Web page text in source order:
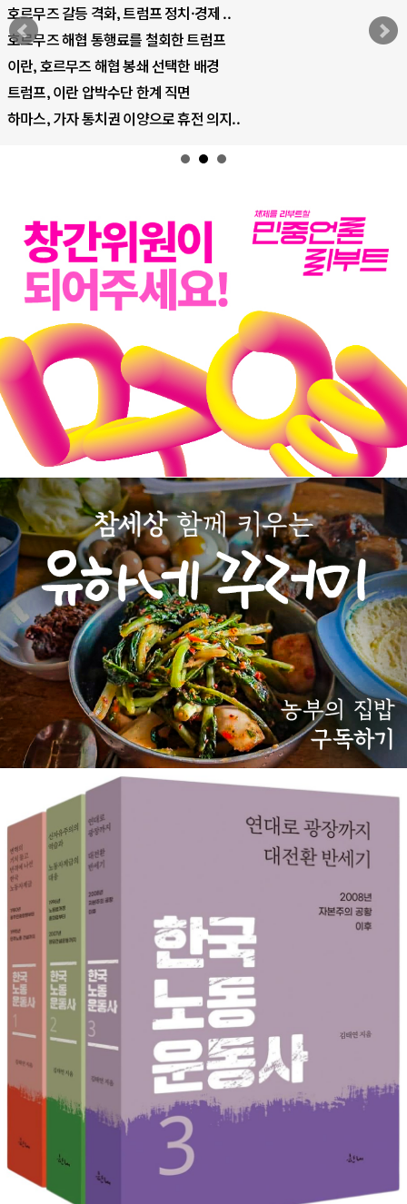
호르무즈 갈등 격화, 트럼프 정치·경제 ..
호르무즈 해협 통행료를 철회한 트럼프
이란, 호르무즈 해협 봉쇄 선택한 배경
트럼프, 이란 압박수단 한계 직면
하마스, 가자 통치권 이양으로 휴전 의지..